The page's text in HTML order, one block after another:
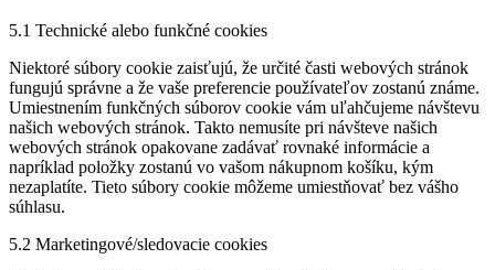
5.1 Technické alebo funkčné cookies
Niektoré súbory cookie zaisťujú, že určité časti webových stránok
fungujú správne a že vaše preferencie používateľov zostanú známe.
Umiestnením funkčných súborov cookie vám uľahčujeme návštevu
našich webových stránok. Takto nemusíte pri návšteve našich
webových stránok opakovane zadávať rovnaké informácie a
napríklad položky zostanú vo vašom nákupnom košíku, kým
nezaplatíte. Tieto súbory cookie môžeme umiestňovať bez vášho
súhlasu.
5.2 Marketingové/sledovacie cookies